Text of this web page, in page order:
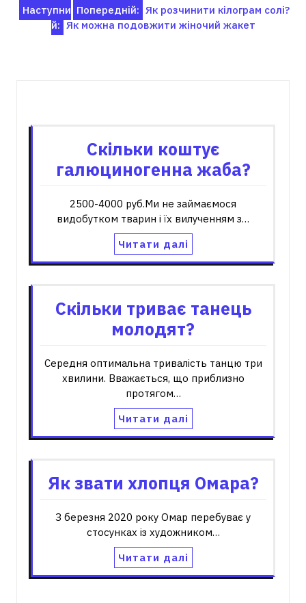
Навігація
записів
Попередній: Як розчинити кілограм солі?
Наступни
й: Як можна подовжити жіночий жакет
Скільки коштує
галюциногенна жаба?
2500-4000 руб.Ми не займаємося
видобутком тварин і їх вилученням з…
Читати далі
Скільки триває танець
молодят?
Середня оптимальна тривалість танцю три
хвилини. Вважається, що приблизно
протягом…
Читати далі
Як звати хлопця Омара?
З березня 2020 року Омар перебуває у
стосунках із художником…
Читати далі